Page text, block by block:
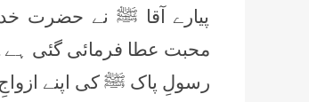
پیارے آقا ﷺ نے حضرت
محبت عطا فرمائی گئی ہے۔(مسلم ، ص
رسولِ پاک ﷺ کی اپنے ازواجِ پاک